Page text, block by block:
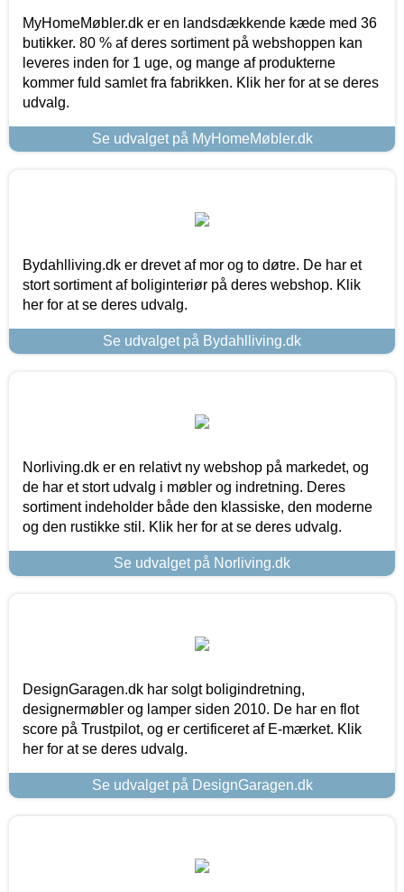
MyHomeMøbler.dk er en landsdækkende kæde med 36
butikker. 80 % af deres sortiment på webshoppen kan
leveres inden for 1 uge, og mange af produkterne
kommer fuld samlet fra fabrikken. Klik her for at se deres
udvalg.
Se udvalget på MyHomeMøbler.dk
Bydahlliving.dk er drevet af mor og to døtre. De har et
stort sortiment af boliginteriør på deres webshop. Klik
her for at se deres udvalg.
Se udvalget på Bydahlliving.dk
Norliving.dk er en relativt ny webshop på markedet, og
de har et stort udvalg i møbler og indretning. Deres
sortiment indeholder både den klassiske, den moderne
og den rustikke stil. Klik her for at se deres udvalg.
Se udvalget på Norliving.dk
DesignGaragen.dk har solgt boligindretning,
designermøbler og lamper siden 2010. De har en flot
score på Trustpilot, og er certificeret af E-mærket. Klik
her for at se deres udvalg.
Se udvalget på DesignGaragen.dk